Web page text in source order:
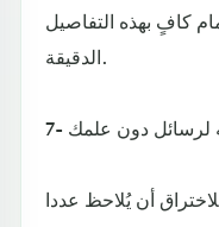
كافٍ بهذه التفاصيل
الدقيقة.
لرسائل دون علمك
أن يُلاحظ عددا